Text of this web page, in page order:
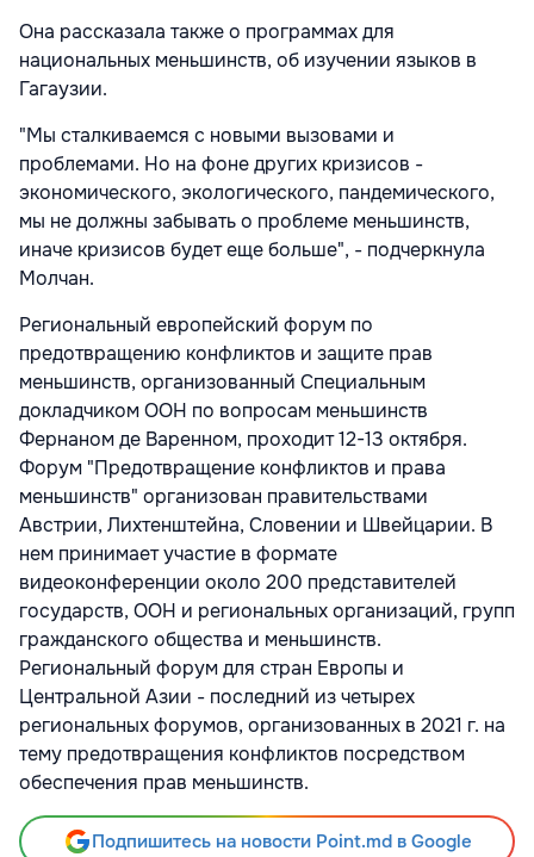
Она рассказала также о программах для
национальных меньшинств, об изучении языков в
Гагаузии.
"Мы сталкиваемся с новыми вызовами и
проблемами. Но на фоне других кризисов -
экономического, экологического, пандемического,
мы не должны забывать о проблеме меньшинств,
иначе кризисов будет еще больше", - подчеркнула
Молчан.
Региональный европейский форум по
предотвращению конфликтов и защите прав
меньшинств, организованный Специальным
докладчиком ООН по вопросам меньшинств
Фернаном де Варенном, проходит 12-13 октября.
Форум "Предотвращение конфликтов и права
меньшинств" организован правительствами
Австрии, Лихтенштейна, Словении и Швейцарии. В
нем принимает участие в формате
видеоконференции около 200 представителей
государств, ООН и региональных организаций, групп
гражданского общества и меньшинств.
Региональный форум для стран Европы и
Центральной Азии - последний из четырех
региональных форумов, организованных в 2021 г. на
тему предотвращения конфликтов посредством
обеспечения прав меньшинств.
Подпишитесь на новости Point.md в Google